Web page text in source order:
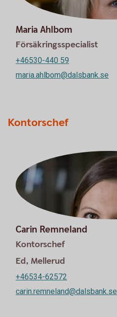
Maria Ahlbom
Försäkringsspecialist
+46530-440 59
maria.ahlbom@dalsbank.se
Kontorschef
Carin Remneland
Kontorschef
Ed, Mellerud
+46534-62572
carin.remneland@dalsbank.se